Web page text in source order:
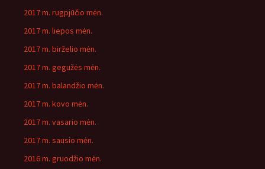
2017 m. rugpjūčio mėn.
2017 m. liepos mėn.
2017 m. birželio mėn.
2017 m. gegužės mėn.
2017 m. balandžio mėn.
2017 m. kovo mėn.
2017 m. vasario mėn.
2017 m. sausio mėn.
2016 m. gruodžio mėn.